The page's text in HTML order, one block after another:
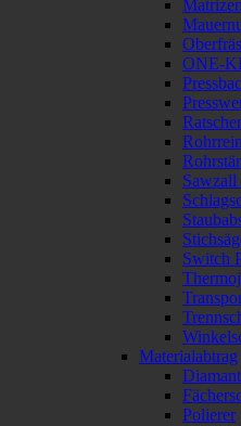
ONE-
Sawzall
Switch
Materialabtrag
Polierer